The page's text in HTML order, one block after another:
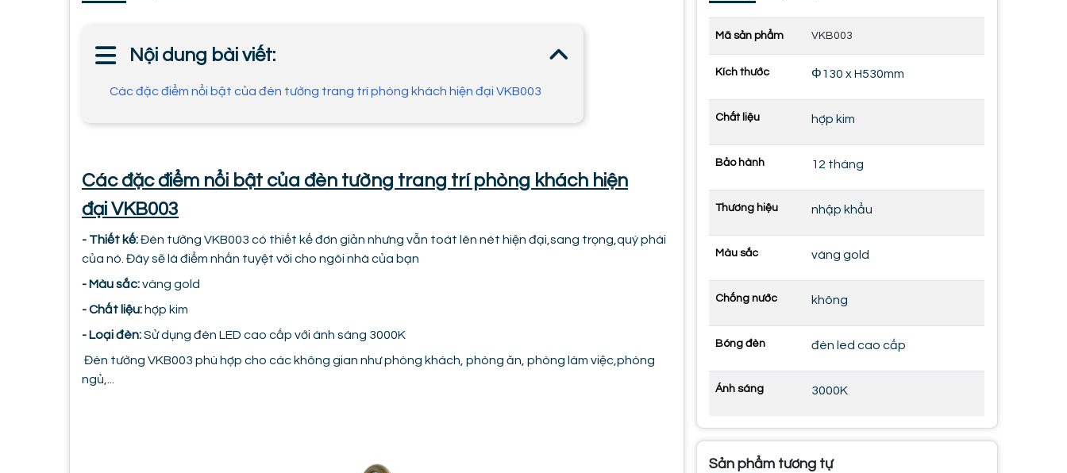
Nội dung bài viết:
Các đặc điểm nổi bật của đèn tường trang trí phòng khách hiện đại VKB003
Các đặc điểm nổi bật của đèn tường trang trí phòng khách hiện
đại VKB003
- Thiết kế:Đèn tường VKB003 có thiết kế đơn giản nhưng vẫn toát lên nét hiện đại,sang trọng,quý phái
của nó. Đây sẽ là điểm nhấn tuyệt vời cho ngôi nhà của bạn
- Màu sắc:vàng gold
- Chất liệu: hợp kim
- Loại đèn:Sử dụng đèn LED cao cấp với ánh sáng 3000K
Đèn tường VKB003 phù hợp cho các không gian như phòng khách, phòng ăn, phòng làm việc,phòng
ngủ,...
Mã sản phẩm VKB003
Kích thước Φ130 x H530mm
Chất liệu hợp kim
Bảo hành 12 tháng
Thương hiệu nhập khẩu
Màu sắc vàng gold
Chống nước không
Bóng đèn đèn led cao cấp
Ánh sáng 3000K
Sản phẩm tương tự